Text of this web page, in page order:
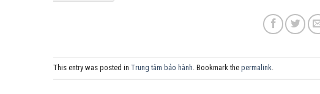
This entry was posted in Trung tâm bảo hành . Bookmark the permalink